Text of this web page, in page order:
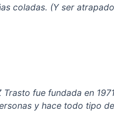
coladas. (Y ser
Trasto fue fundada en
y hace todo tipo